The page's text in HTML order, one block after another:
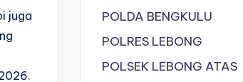
juga
POLDA BENGKULU
POLRES LEBONG
POLSEK LEBONG ATAS